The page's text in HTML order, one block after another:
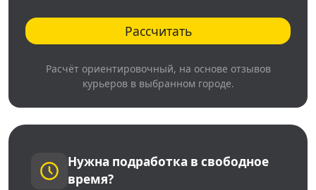
Рассчитать
Расчёт ориентировочный, на основе отзывов
курьеров в выбранном городе.
Нужна подработка в свободное
время?